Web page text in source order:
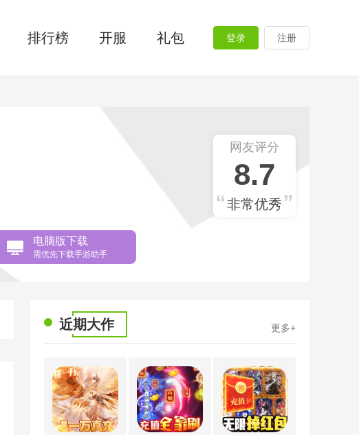
排行榜 开服 礼包 登录 注册
电脑版下载
需优先下载手游助手
网友评分
8.7
非常优秀
近期大作 更多+